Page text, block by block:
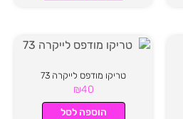
טריקו מודפס לייקרה 73
₪40
הוספה לסל